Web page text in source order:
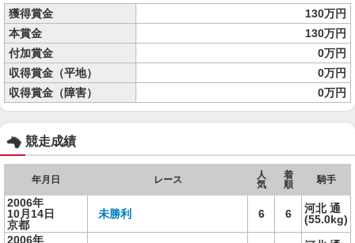
獲得賞金
130万円
本賞金
130万円
付加賞金
0万円
収得賞金（平地）
0万円
収得賞金（障害）
0万円
競走成績
年月日 レース
人
気
着
順
騎手
2006年
10月14日
京都
未勝利 6 6
河北 通
(55.0kg)
2006年